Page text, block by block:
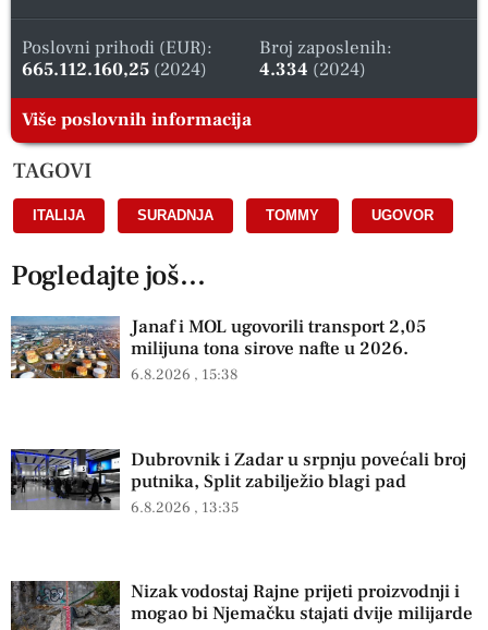
Poslovni prihodi (EUR):
665.112.160,25 (2024)
Broj zaposlenih:
4.334 (2024)
Više poslovnih informacija
TAGOVI
ITALIJA SURADNJA TOMMY UGOVOR
Pogledajte još...
Janaf i MOL ugovorili transport 2,05
milijuna tona sirove nafte u 2026.
6.8.2026 15:38
Dubrovnik i Zadar u srpnju povećali broj
putnika, Split zabilježio blagi pad
6.8.2026 13:35
Nizak vodostaj Rajne prijeti proizvodnji i
mogao bi Njemačku stajati dvije milijarde